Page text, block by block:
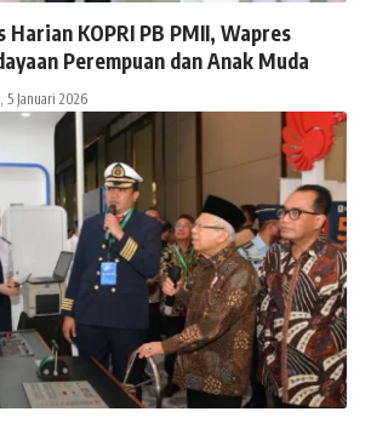
Harian KOPRI PB PMII, Wapres
Perempuan dan Anak Muda
5 Januari 2026